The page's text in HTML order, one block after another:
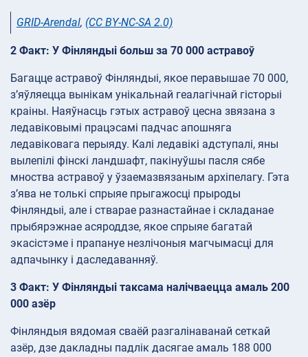
GRID-Arendal, (CC BY-NC-SA 2.0)
2 Факт: У Фінляндыі больш за 70 000 астравоў
Багацце астравоў Фінляндыі, якое перавышае 70 000,
з’яўляецца вынікам унікальнай геалагічнай гісторыі
краіны. Наяўнасць гэтых астравоў цесна звязана з
ледавіковымі працэсамі падчас апошняга
ледавіковага перыяду. Калі ледавікі адступалі, яны
вылепілі фінскі ландшафт, пакінуўшы пасля сябе
мноства астравоў у ўзаемазвязаным архіпелагу. Гэта
з’ява не толькі спрыяе прыгажосці прыроды
Фінляндыі, але і стварае разнастайнае і складанае
прыбярэжнае асяроддзе, якое спрыяе багатай
экасістэме і прапануе незлічоныя магчымасці для
адпачынку і даследаванняў.
3 Факт: У Фінляндыі таксама налічваецца амаль 200
000 азёр
Фінляндыя вядомая сваёй разгалінаванай сеткай
азёр, дзе дакладны падлік дасягае амаль 188 000